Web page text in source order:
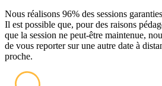
Nous réalisons 96% des sessions
Il est possible que, pour des raisons
que la session ne peut-être maintenue,
de vous reporter sur une autre date à
proche.